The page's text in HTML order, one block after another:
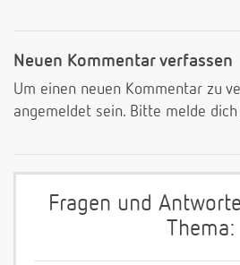
Neuen Kommentar verfassen
Um einen neuen Kommentar zu
angemeldet sein. Bitte melde dich
Fragen und
Thema: